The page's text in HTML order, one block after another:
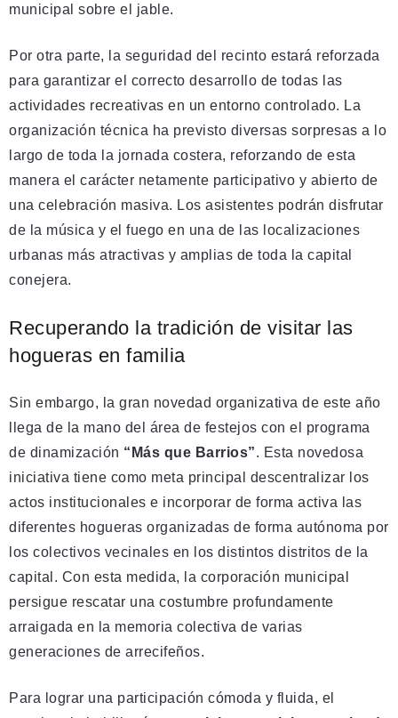
municipal sobre el jable.
Por otra parte, la seguridad del recinto estará reforzada
para garantizar el correcto desarrollo de todas las
actividades recreativas en un entorno controlado. La
organización técnica ha previsto diversas sorpresas a lo
largo de toda la jornada costera, reforzando de esta
manera el carácter netamente participativo y abierto de
una celebración masiva. Los asistentes podrán disfrutar
de la música y el fuego en una de las localizaciones
urbanas más atractivas y amplias de toda la capital
conejera.
Recuperando la tradición de visitar las
hogueras en familia
Sin embargo, la gran novedad organizativa de este año
llega de la mano del área de festejos con el programa
de dinamización “Más que Barrios”. Esta novedosa
iniciativa tiene como meta principal descentralizar los
actos institucionales e incorporar de forma activa las
diferentes hogueras organizadas de forma autónoma por
los colectivos vecinales en los distintos distritos de la
capital. Con esta medida, la corporación municipal
persigue rescatar una costumbre profundamente
arraigada en la memoria colectiva de varias
generaciones de arrecifeños.
Para lograr una participación cómoda y fluida, el